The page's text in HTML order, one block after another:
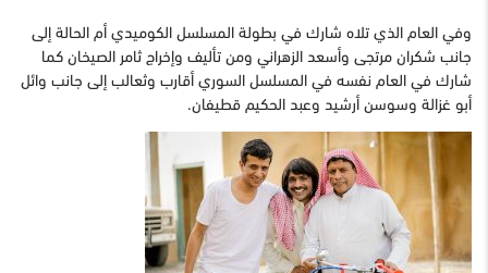
وفي العام الذي تلاه شارك في بطولة المسلسل الكوميدي أم الحالة إلى
جانب شكران مرتجى وأسعد الزهراني ومن تأليف وإخراج ثامر الصيخان كما
شارك في العام نفسه في المسلسل السوري أقارب وثعالب إلى جانب وائل
أبو غزالة وسوسن أرشيد وعبد الحكيم قطيفان.